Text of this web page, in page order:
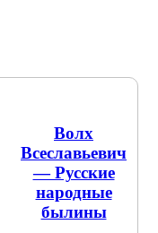
Волх
Всеславьевич
— Русские
народные
былины